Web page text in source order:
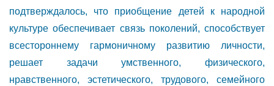
подтверждалось, что приобщение детей к народной
культуре обеспечивает связь поколений, способствует
всестороннему гармоничному развитию личности,
решает задачи умственного, физического,
нравственного, эстетического, трудового, семейного